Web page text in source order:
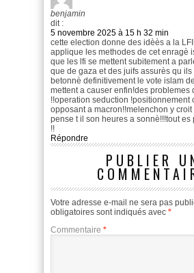
benjamin
dit :
5 novembre 2025 à 15 h 32 min
cette election donne des idèès a la
applique les methodes de cet enragè
que les lfi se mettent subitement a
que de gaza et des juifs assurès qu
betonnè definitivement le vote islam
mettent a causer enfin!des problemes
!!operation seduction !positionnement
opposant a macron!!melenchon y croit
pense t il son heures a sonnè!!!tout es
!!
Répondre
PUBLIER
Votre adresse e-mail ne sera pas
obligatoires sont indiqués avec *
Commentaire *